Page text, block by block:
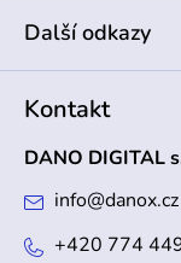
Další odkazy
Kontakt
DANO DIGITAL
info@danox.cz
+420 774